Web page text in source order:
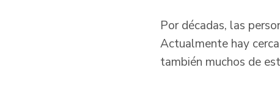
Por décadas, las
Actualmente hay
también muchos de